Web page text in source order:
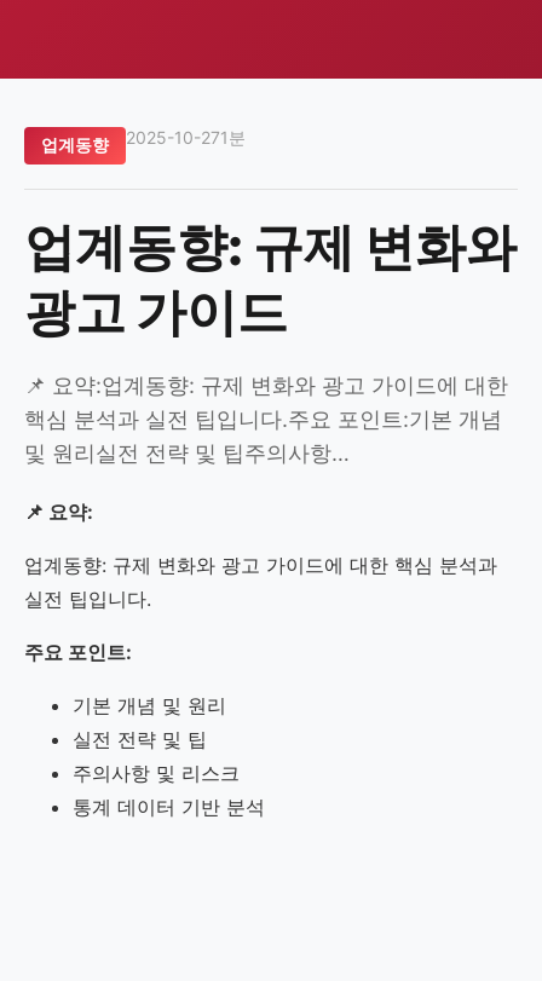
업계동향 2025-10-271분
업계동향: 규제 변화와
광고 가이드
📌 요약:업계동향: 규제 변화와 광고 가이드에 대한
핵심 분석과 실전 팁입니다.주요 포인트:기본 개념
및 원리실전 전략 및 팁주의사항…
📌 요약:
업계동향: 규제 변화와 광고 가이드에 대한 핵심 분석과
실전 팁입니다.
주요 포인트:
기본 개념 및 원리
실전 전략 및 팁
주의사항 및 리스크
통계 데이터 기반 분석